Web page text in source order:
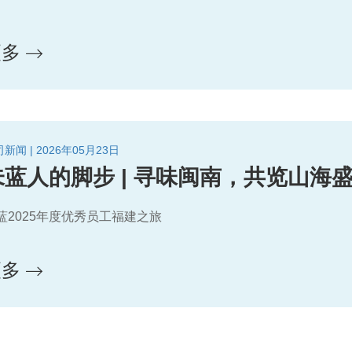
新闻 | 2026年05月23日
蓝人的脚步 | 寻味闽南，共览山海
2025年度优秀员工福建之旅